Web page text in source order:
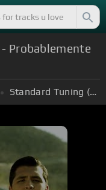
- Probablemente
Standard Tuning (EADGBE)